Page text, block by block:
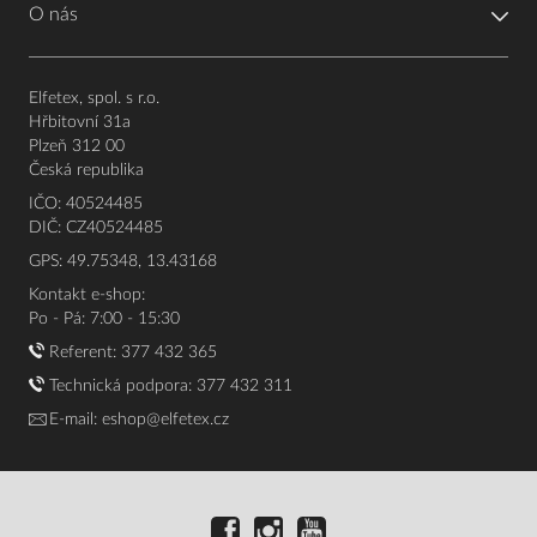
O nás
Elfetex, spol. s r.o.
Hřbitovní 31a
Plzeň 312 00
Česká republika
IČO: 40524485
DIČ: CZ40524485
GPS: 49.75348, 13.43168
Kontakt e-shop:
Po - Pá: 7:00 - 15:30
Referent: 377 432 365
Technická podpora: 377 432 311
E-mail: eshop@elfetex.cz